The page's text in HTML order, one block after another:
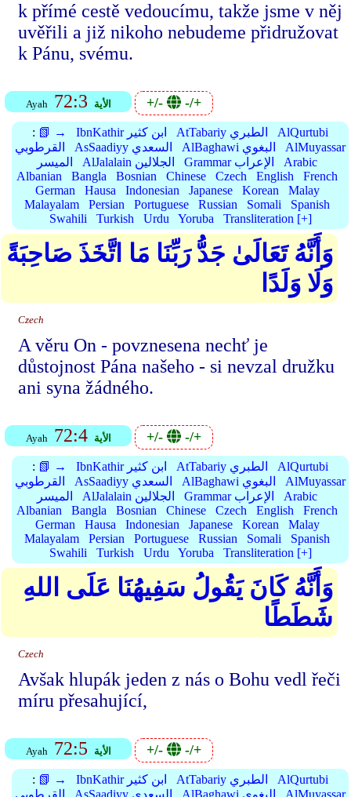
k přímé cestě vedoucímu, takže jsme v něj
uvěřili a již nikoho nebudeme přidružovat
k Pánu, svému.
Ayah 72:3 الأية +/- -/+
: 📗 → IbnKathir ابن كثير AtTabariy الطبري
AlQurtubi
القرطوبي
AsSaadiyy السعدي AlBaghawi البغوي
AlMuyassar
الميسر
AlJalalain الجلالين Grammar الإعراب
Arabic
Albanian
Bangla Bosnian Chinese Czech English
French
German
Hausa Indonesian Japanese Korean
Malay
Malayalam
Persian Portuguese Russian Somali
Spanish
Swahili
Turkish Urdu Yoruba Transliteration [+]
وَأَنَّهُ تَعَالَىٰ جَدُّ رَبِّنَا مَا اتَّخَذَ صَاحِبَةً
وَلَا وَلَدًا
Czech
A věru On - povznesena nechť je
důstojnost Pána našeho - si nevzal družku
ani syna žádného.
Ayah 72:4 الأية +/- -/+
: 📗 → IbnKathir ابن كثير AtTabariy الطبري
AlQurtubi
القرطوبي
AsSaadiyy السعدي AlBaghawi البغوي
AlMuyassar
الميسر
AlJalalain الجلالين Grammar الإعراب
Arabic
Albanian
Bangla Bosnian Chinese Czech English
French
German
Hausa Indonesian Japanese Korean
Malay
Malayalam
Persian Portuguese Russian Somali
Spanish
Swahili
Turkish Urdu Yoruba Transliteration [+]
وَأَنَّهُ كَانَ يَقُولُ سَفِيهُنَا عَلَى اللهِ
شَطَطًا
Czech
Avšak hlupák jeden z nás o Bohu vedl řeči
míru přesahující,
Ayah 72:5 الأية +/- -/+
: 📗 → IbnKathir ابن كثير AtTabariy الطبري
AlQurtubi
القرطوبي
AsSaadiyy السعدي AlBaghawi البغوي
AlMuyassar